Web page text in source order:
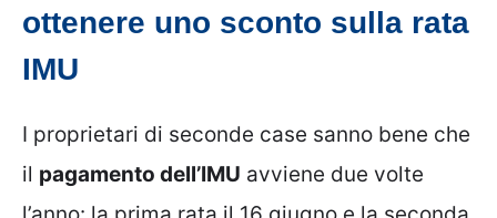
ottenere uno sconto sulla rata
IMU
I proprietari di seconde case sanno bene che
il pagamento dell’IMU avviene due volte